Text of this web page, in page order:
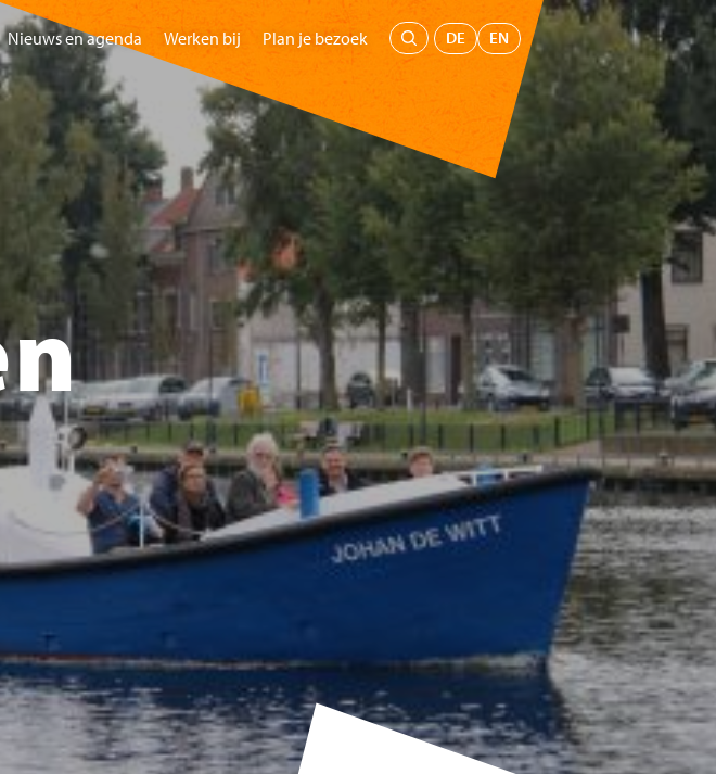
Nieuws en agenda Werken bij Plan je bezoek DE EN
HomeBezoekenGroepenKidsEducatie Koop tickets
Menu